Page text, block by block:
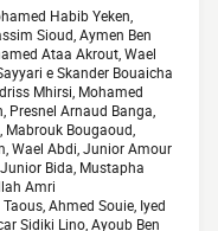
Habib Yeken,
Sioud, Aymen Ben
Ataa Akrout, Wael
e Skander Bouaicha
Mhirsi, Mohamed
Presnel Arnaud Banga,
Bougaoud,
Wael Abdi, Junior Amour
Bida, Mustapha
Amri
Ahmed Souie, Iyed
Sidiki Lino, Ayoub Ben